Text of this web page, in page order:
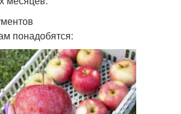
понадобятся: